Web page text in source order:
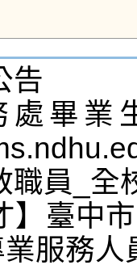
告
處畢業
職員_全
】臺中
服務